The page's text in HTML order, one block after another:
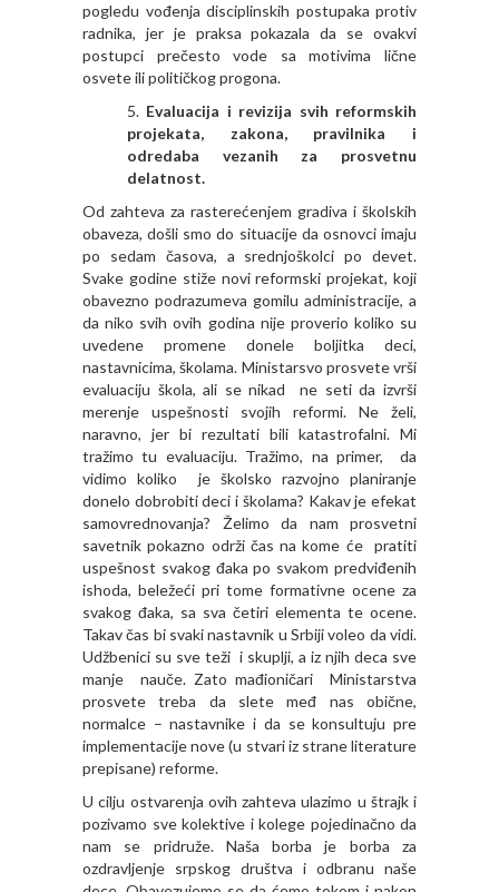
pogledu vođenja disciplinskih postupaka protiv
radnika, jer je praksa pokazala da se ovakvi
postupci prečesto vode sa motivima lične
osvete ili političkog progona.
Evaluacija i revizija svih reformskih
projekata, zakona, pravilnika i
odredaba vezanih za prosvetnu
delatnost.
Od zahteva za rasterećenjem gradiva i školskih
obaveza, došli smo do situacije da osnovci imaju
po sedam časova, a srednjoškolci po devet.
Svake godine stiže novi reformski projekat, koji
obavezno podrazumeva gomilu administracije, a
da niko svih ovih godina nije proverio koliko su
uvedene promene donele boljitka deci,
nastavnicima, školama. Ministarsvo prosvete vrši
evaluaciju škola, ali se nikad ne seti da izvrši
merenje uspešnosti svojih reformi. Ne želi,
naravno, jer bi rezultati bili katastrofalni. Mi
tražimo tu evaluaciju. Tražimo, na primer, da
vidimo koliko je školsko razvojno planiranje
donelo dobrobiti deci i školama? Kakav je efekat
samovrednovanja? Želimo da nam prosvetni
savetnik pokazno održi čas na kome će pratiti
uspešnost svakog đaka po svakom predviđenih
ishoda, beležeći pri tome formativne ocene za
svakog đaka, sa sva četiri elementa te ocene.
Takav čas bi svaki nastavnik u Srbiji voleo da vidi.
Udžbenici su sve teži i skuplji, a iz njih deca sve
manje nauče. Zato mađioničari Ministarstva
prosvete treba da slete međ nas obične,
normalce – nastavnike i da se konsultuju pre
implementacije nove (u stvari iz strane literature
prepisane) reforme.
U cilju ostvarenja ovih zahteva ulazimo u štrajk i
pozivamo sve kolektive i kolege pojedinačno da
nam se pridruže. Naša borba je borba za
ozdravljenje srpskog društva i odbranu naše